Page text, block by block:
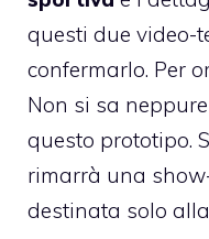
questi due video-
confermarlo. Per
Non si sa
questo prototipo.
rimarrà una
destinata solo